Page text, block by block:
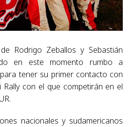
Rodrigo Zeballos y Sebastián
en este momento rumbo a
tener su primer contacto con
con el que competirán en el
nacionales y sudamericanos